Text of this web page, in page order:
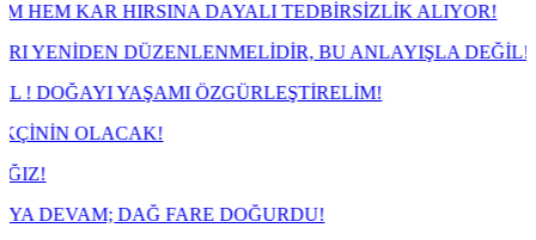
HIRSINA DAYALI TEDBİRSİZLİK ALIYOR!
DÜZENLENMELİDİR, BU ANLAYIŞLA DEĞİL!
ÖZGÜRLEŞTİRELİM!
FARE DOĞURDU!